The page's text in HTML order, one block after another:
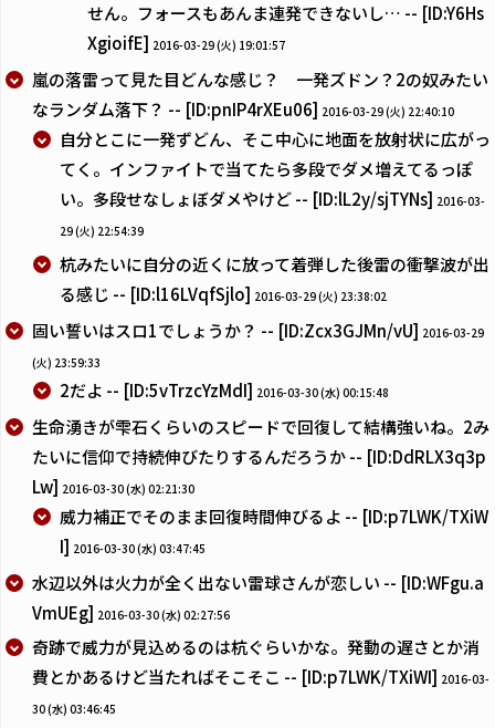
せん。フォースもあんま連発できないし… -- [ID:Y6Hs
XgioifE] 2016-03-29 (火) 19:01:57
嵐の落雷って見た目どんな感じ？ 一発ズドン？2の奴みたい
なランダム落下？ -- [ID:pnIP4rXEu06] 2016-03-29 (火) 22:40:10
自分とこに一発ずどん、そこ中心に地面を放射状に広がっ
てく。インファイトで当てたら多段でダメ増えてるっぽ
い。多段せなしょぼダメやけど -- [ID:lL2y/sjTYNs] 2016-03-
29 (火) 22:54:39
杭みたいに自分の近くに放って着弾した後雷の衝撃波が出
る感じ -- [ID:l16LVqfSjlo] 2016-03-29 (火) 23:38:02
固い誓いはスロ1でしょうか？ -- [ID:Zcx3GJMn/vU] 2016-03-29
(火) 23:59:33
2だよ -- [ID:5vTrzcYzMdI] 2016-03-30 (水) 00:15:48
生命湧きが雫石くらいのスピードで回復して結構強いね。2み
たいに信仰で持続伸びたりするんだろうか -- [ID:DdRLX3q3p
Lw] 2016-03-30 (水) 02:21:30
威力補正でそのまま回復時間伸びるよ -- [ID:p7LWK/TXiW
I] 2016-03-30 (水) 03:47:45
水辺以外は火力が全く出ない雷球さんが恋しい -- [ID:WFgu.a
VmUEg] 2016-03-30 (水) 02:27:56
奇跡で威力が見込めるのは杭ぐらいかな。発動の遅さとか消
費とかあるけど当たればそこそこ -- [ID:p7LWK/TXiWI] 2016-03-
30 (水) 03:46:45